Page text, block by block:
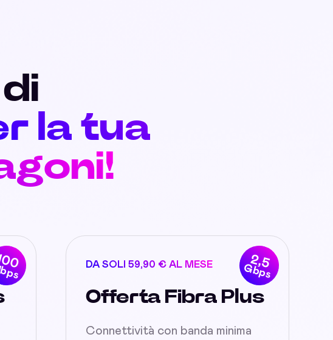
la tua
2,5
Gbps
DA SOLI 59,90 € AL MESE
Offerta Fibra Plus
Connettività con banda minima